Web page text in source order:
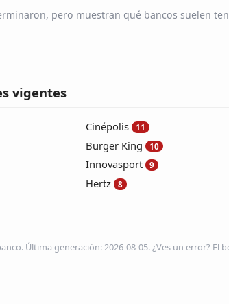
pero muestran qué bancos suelen
vigentes
Cinépolis 11
Burger King 10
Innovasport 9
Hertz 8
Última generación: 2026-08-05. ¿Ves un error? El